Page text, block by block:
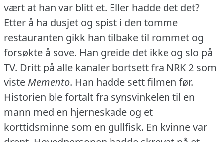
vært at han var blitt et. Eller hadde det det?
Etter å ha dusjet og spist i den tomme
restauranten gikk han tilbake til rommet og
forsøkte å sove. Han greide det ikke og slo på
TV. Dritt på alle kanaler bortsett fra NRK 2 som
viste Memento. Han hadde sett filmen før.
Historien ble fortalt fra synsvinkelen til en
mann med en hjerneskade og et
korttidsminne som en gullfisk. En kvinne var